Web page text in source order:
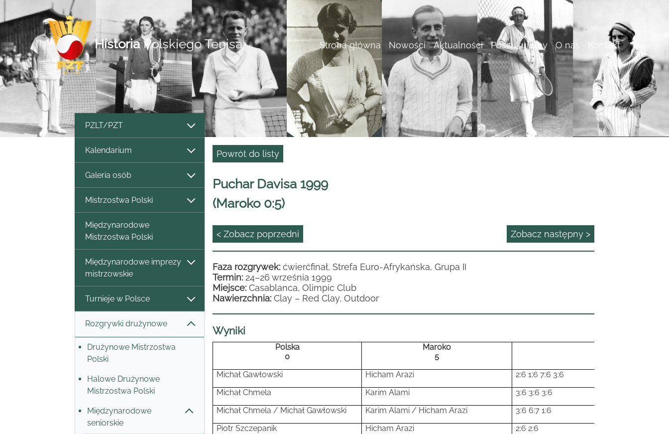
HistoriaPolskiego Tenisa Strona główna Nowości Aktualności Poszukujemy O nas Kontakt
PZLT/PZT
Kalendarium
Galeria osób
Mistrzostwa Polski
Międzynarodowe
Mistrzostwa Polski
Międzynarodowe imprezy
mistrzowskie
Turnieje w Polsce
Rozgrywki drużynowe
Drużynowe Mistrzostwa
Polski
Halowe Drużynowe
Mistrzostwa Polski
Międzynarodowe
seniorskie
Powrót do listy
Puchar Davisa 1999
(Maroko 0:5)
< Zobacz poprzedni Zobacz następny >
Faza rozgrywek: ćwierćfinał, Strefa Euro-Afrykańska, Grupa II
Termin: 24–26 września 1999
Miejsce: Casablanca, Olimpic Club
Nawierzchnia: Clay – Red Clay, Outdoor
Wyniki
Polska
0
Maroko
5
Michał Gawłowski
Hicham Arazi
2:6 1:6 7:6 3:6
Michał Chmela
Karim Alami
3:6 3:6 3:6
Michał Chmela / Michał Gawłowski
Karim Alami / Hicham Arazi
3:6 6:7 1:6
Piotr Szczepanik
Hicham Arazi
2:6 2:6